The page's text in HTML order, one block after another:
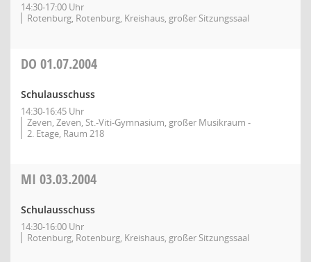
14:30-17:00 Uhr
Rotenburg, Rotenburg, Kreishaus, großer Sitzungssaal
DO 01.07.2004
Schulausschuss
14:30-16:45 Uhr
Zeven, Zeven, St.-Viti-Gymnasium, großer Musikraum -
2. Etage, Raum 218
MI 03.03.2004
Schulausschuss
14:30-16:00 Uhr
Rotenburg, Rotenburg, Kreishaus, großer Sitzungssaal